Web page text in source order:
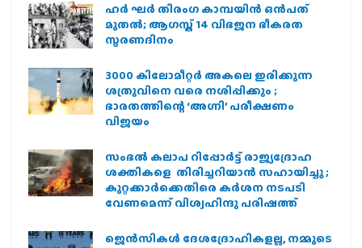
ഹര്‍ ഘര്‍ തിരംഗ കാമ്പയിന്‍ ഒന്‍പത്
മുതല്‍; ആഗസ്ത് 14 വിഭജന ഭീകരത
സ്മരണദിനം
3000 കിലോമീറ്റർ അകലെ ഇരിക്കുന്ന
ശത്രുവിനെ വരെ നശിപ്പിക്കും ;
ഭാരതത്തിന്റെ ‘അഗ്നി’ പരീക്ഷണം
വിജയം
സംഭൽ കലാപ റിപ്പോർട്ട് രാജ്യദ്രോഹ
ശക്തികളെ തിരിച്ചറിയാൻ സഹായിച്ചു ;
കുറ്റക്കാർക്കെതിരെ കർശന നടപടി
വേണമെന്ന് വിശ്വഹിന്ദു പരിഷത്ത്
ജെന്‍സികള്‍ ദേശദ്രോഹികളല്ല, നമ്മുടെ